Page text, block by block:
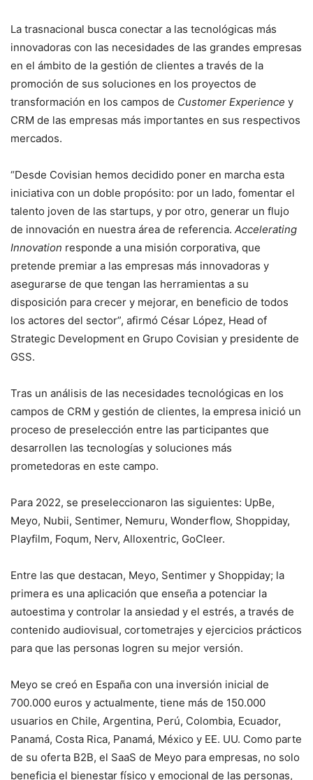
La trasnacional busca conectar a las tecnológicas más
innovadoras con las necesidades de las grandes empresas
en el ámbito de la gestión de clientes a través de la
promoción de sus soluciones en los proyectos de
transformación en los campos de Customer Experience y
CRM de las empresas más importantes en sus respectivos
mercados.
“Desde Covisian hemos decidido poner en marcha esta
iniciativa con un doble propósito: por un lado, fomentar el
talento joven de las startups, y por otro, generar un flujo
de innovación en nuestra área de referencia. Accelerating
Innovation responde a una misión corporativa, que
pretende premiar a las empresas más innovadoras y
asegurarse de que tengan las herramientas a su
disposición para crecer y mejorar, en beneficio de todos
los actores del sector”, afirmó César López, Head of
Strategic Development en Grupo Covisian y presidente de
GSS.
Tras un análisis de las necesidades tecnológicas en los
campos de CRM y gestión de clientes, la empresa inició un
proceso de preselección entre las participantes que
desarrollen las tecnologías y soluciones más
prometedoras en este campo.
Para 2022, se preseleccionaron las siguientes: UpBe,
Meyo, Nubii, Sentimer, Nemuru, Wonderflow, Shoppiday,
Playfilm, Foqum, Nerv, Alloxentric, GoCleer.
Entre las que destacan, Meyo, Sentimer y Shoppiday; la
primera es una aplicación que enseña a potenciar la
autoestima y controlar la ansiedad y el estrés, a través de
contenido audiovisual, cortometrajes y ejercicios prácticos
para que las personas logren su mejor versión.
Meyo se creó en España con una inversión inicial de
700.000 euros y actualmente, tiene más de 150.000
usuarios en Chile, Argentina, Perú, Colombia, Ecuador,
Panamá, Costa Rica, Panamá, México y EE. UU. Como parte
de su oferta B2B, el SaaS de Meyo para empresas, no solo
beneficia el bienestar físico y emocional de las personas,